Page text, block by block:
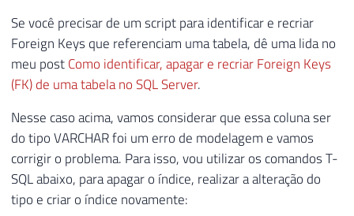
Se você precisar de um script para identificar e recriar
Foreign Keys que referenciam uma tabela, dê uma lida no
meu postComo identificar, apagar e recriar Foreign Keys
(FK) de uma tabela no SQL Server.
Nesse caso acima, vamos considerar que essa coluna ser
do tipo VARCHAR foi um erro de modelagem e vamos
corrigir o problema. Para isso, vou utilizar os comandos T-
SQL abaixo, para apagar o índice, realizar a alteração do
tipo e criar o índice novamente: